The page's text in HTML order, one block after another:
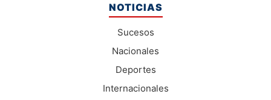
NOTICIAS
Sucesos
Nacionales
Deportes
Internacionales